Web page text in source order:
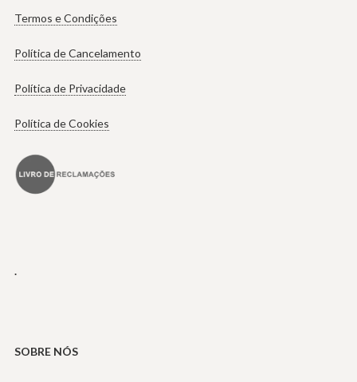
Termos e Condições
Política de Cancelamento
Política de Privacidade
Política de Cookies
.
SOBRE NÓS